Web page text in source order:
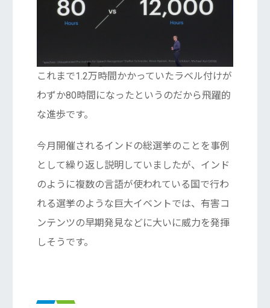
これまで1.2万時間かかっていたラベル付けが
わずか80時間になったというのだから飛躍的
な進歩です。
今月開催されるインドの総選挙のことを事例
として繰り返し説明していましたが、インド
のように複数の言語が使われている国で行わ
れる選挙のような巨大イベントでは、有害コ
ンテンツの早期発見などに大いに威力を発揮
しそうです。